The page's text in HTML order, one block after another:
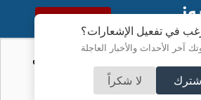
في تفعيل الإشعارات؟
آخر الأحداث والأخبار العاجلة
لا شكراً
النسخة الكاملة
يحول مستحقات الأردن المالية من
العرب